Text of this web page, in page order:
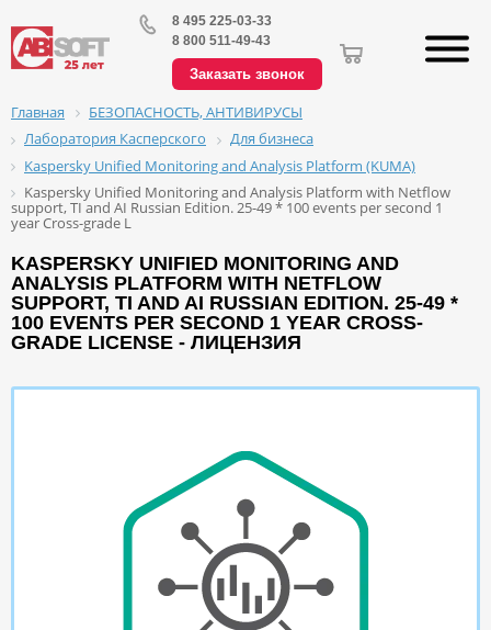
8 495 225-03-33
8 800 511-49-43
Заказать звонок
Главная
БЕЗОПАСНОСТЬ, АНТИВИРУСЫ
Лаборатория Касперского
Для бизнеса
Kaspersky Unified Monitoring and Analysis Platform (KUMA)
Kaspersky Unified Monitoring and Analysis Platform with Netflow
support, TI and AI Russian Edition. 25-49 * 100 events per second 1
year Cross-grade L
KASPERSKY UNIFIED MONITORING AND
ANALYSIS PLATFORM WITH NETFLOW
SUPPORT, TI AND AI RUSSIAN EDITION. 25-49 *
100 EVENTS PER SECOND 1 YEAR CROSS-
GRADE LICENSE - ЛИЦЕНЗИЯ